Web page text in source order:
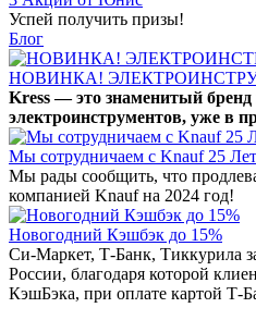
Успей получить призы!
Блог
НОВИНКА!
Kress — это знаменитый
электроинструментов, уже в
Мы сотрудничаем с Knauf 25
Мы рады сообщить, что
компанией Knauf на 2024 год!
Новогодний Кэшбэк до 15%
Си-Маркет, Т-Банк, Тиккурила
России, благодаря которой
КэшБэка, при оплате картой Т-